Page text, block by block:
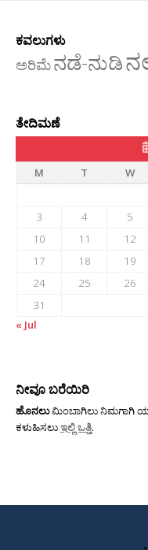
ಕವಲುಗಳು
ಅರಿಮೆನಡೆ-ನುಡಿ
ತೇದಿಮಣೆ
M
T W
3
4 5
10
11 12
17
18 19
24
25 26
31
« Jul
ನೀವೂ ಬರೆಯಿರಿ
ಹೊನಲುಮಿಂಬಾಗಿಲು ನಿಮಗಾಗಿ
ಕಳುಹಿಸಲುಇಲ್ಲಿ ಒತ್ತಿ.